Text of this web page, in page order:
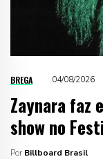
BREGA 04/08/2026
Zaynara faz
show no
Por Billboard Brasil